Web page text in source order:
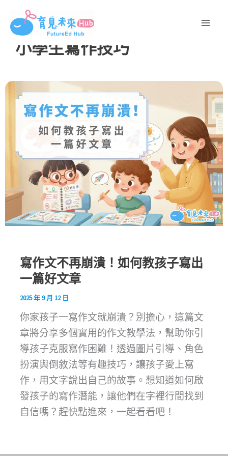
容
小學生寫作技巧
寫作文不再崩潰！如何教孩子寫出
一篇好文章
2025 年 9 月 12 日
你家孩子一寫作文就崩潰？別擔心，這篇文
章將分享多個實用的作文教學法，幫助你引
導孩子克服寫作困難！透過圖片引導、角色
扮演與倒敘法等有趣技巧，讓孩子愛上寫
作，用文字說出自己的故事。想知道如何啟
發孩子的寫作潛能，讓他們在字裡行間找到
自信嗎？趕快點進來，一起看看吧！